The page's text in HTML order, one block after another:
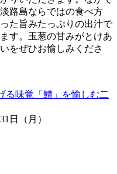
路島ならではの食べ方
た旨みたっぷりの出汁で
す。玉葱の甘みがとけあ
をぜひお愉しみくださ
る味覚「鱧」を愉しむ二
日（月）